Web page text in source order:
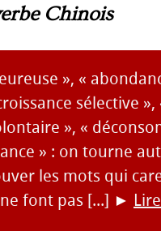
Chinois
», «
sélective »,
», «
» : on tourne
les mots qui
font pas [...] ►